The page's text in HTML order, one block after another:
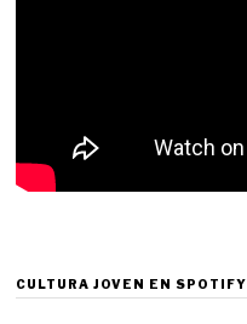
CULTURA JOVEN EN SPOTIFY